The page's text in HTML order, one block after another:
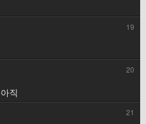
19
20
직
21